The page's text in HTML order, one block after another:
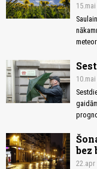
bez
22.apr